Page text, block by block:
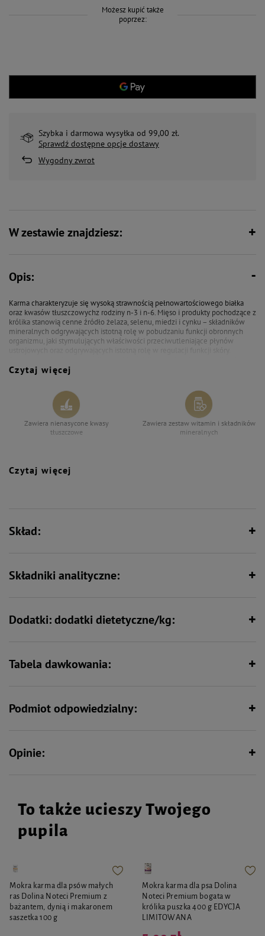
Możesz kupić także
poprzez:
Szybka i darmowa wysyłka od 99,00 zł.
Sprawdź dostępne opcje dostawy
Wygodny zwrot
W zestawie znajdziesz:
Opis:
Karma charakteryzuje się wysoką strawnością pełnowartościowego białka
oraz kwasów tłuszczowychz rodziny n-3 i n-6. Mięso i produkty pochodzące z
królika stanowią cenne źródło żelaza, selenu, miedzi i cynku – składników
mineralnych odgrywających istotną rolę w pobudzaniu funkcji obronnych
organizmu, jaki stymulujących właściwości przeciwutleniające płynów
witaminy B12, niacyny oraz witamin rozpuszczalnych w tłuszczach.
Czytaj więcej
Zawiera nienasycone kwasy
tłuszczowe
Zawiera zestaw witamin i składników
mineralnych
Formuła junior – wspiera intensywny
Czytaj więcej
Skład:
Składniki analityczne:
Dodatki: dodatki dietetyczne/kg:
Tabela dawkowania:
Podmiot odpowiedzialny:
Opinie:
To także ucieszy Twojego
pupila
Mokra karma dla psów małych
ras Dolina Noteci Premium z
bażantem, dynią i makaronem
saszetka 100 g
Mokra karma dla psa Dolina
Noteci Premium bogata w
królika puszka 400 g EDYCJA
LIMITOWANA